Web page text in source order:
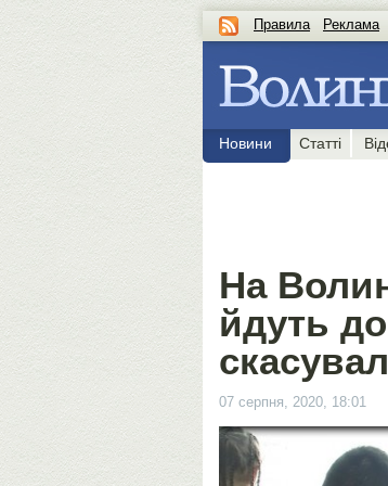
Правила Реклама
Новини Статті
На
йдуть
07 серпня, 2020, 18:01